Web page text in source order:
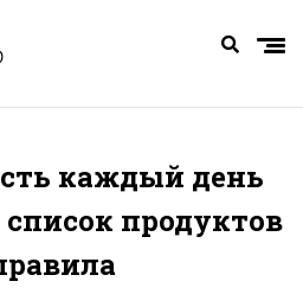
каждый день
список продуктов